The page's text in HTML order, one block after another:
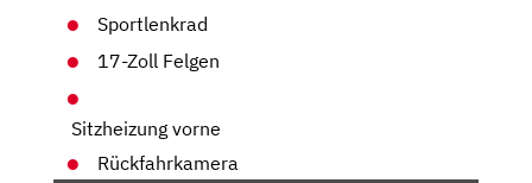
Sportlenkrad
17-Zoll Felgen
Sitzheizung vorne
Rückfahrkamera